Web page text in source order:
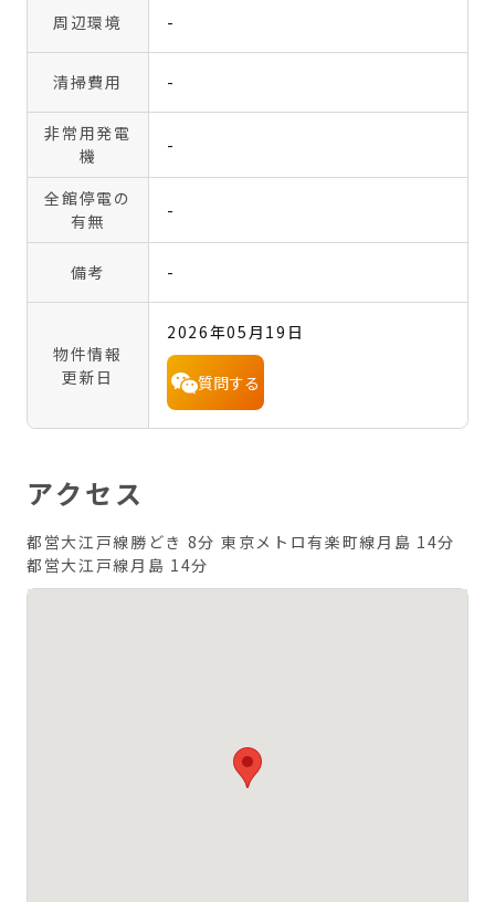
周辺環境 -
清掃費用 -
非常用発電
機
-
全館停電の
有無
-
備考 -
物件情報
更新日
2026年05月19日
質問する
アクセス
都営大江戸線勝どき 8分 東京メトロ有楽町線月島 14分
都営大江戸線月島 14分